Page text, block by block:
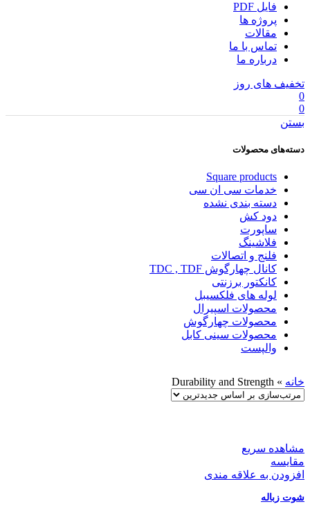
فایل PDF
پروژه ها
مقالات
تماس با ما
درباره ما
تخفیف های روز
0
0
بستن
دسته‌های محصولات
Square products
خدمات سی ان سی
دسته بندی نشده
دود کش
ساپورت
فلاشینگ
فلنج و اتصالات
کانال چهارگوش TDC , TDF
کانکتور برزنتی
لوله های فلکسیبل
محصولات اسپیرال
محصولات چهارگوش
محصولات سینی کابل
والپست
خانه »
Durability and Strength
مشاهده سریع
مقایسه
افزودن به علاقه مندی
شوت زباله